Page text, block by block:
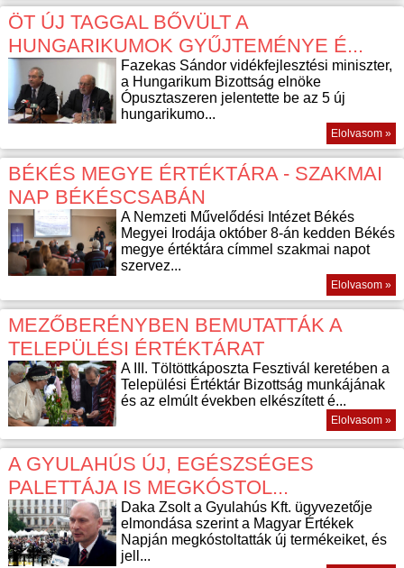
ÖT ÚJ TAGGAL BŐVÜLT A
HUNGARIKUMOK GYŰJTEMÉNYE É...
Fazekas Sándor vidékfejlesztési miniszter,
a Hungarikum Bizottság elnöke
Ópusztaszeren jelentette be az 5 új
hungarikumo...
Elolvasom »
BÉKÉS MEGYE ÉRTÉKTÁRA - SZAKMAI
NAP BÉKÉSCSABÁN
A Nemzeti Művelődési Intézet Békés
Megyei Irodája október 8-án kedden Békés
megye értéktára címmel szakmai napot
szervez...
Elolvasom »
MEZŐBERÉNYBEN BEMUTATTÁK A
TELEPÜLÉSI ÉRTÉKTÁRAT
A III. Töltöttkáposzta Fesztivál keretében a
Települési Értéktár Bizottság munkájának
és az elmúlt években elkészített é...
Elolvasom »
A GYULAHÚS ÚJ, EGÉSZSÉGES
PALETTÁJA IS MEGKÓSTOL...
Daka Zsolt a Gyulahús Kft. ügyvezetője
elmondása szerint a Magyar Értékek
Napján megkóstoltatták új termékeiket, és
jell...